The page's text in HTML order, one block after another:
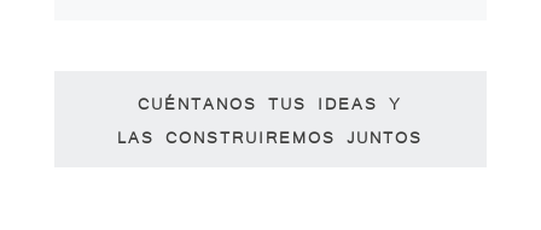
CUÉNTANOS TUS IDEAS Y
LAS CONSTRUIREMOS JUNTOS